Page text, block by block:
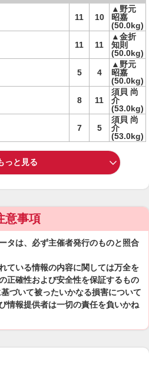
11 10
▲野元
昭嘉
(50.0kg)
11 11
▲金折
知則
(50.0kg)
5 4
▲野元
昭嘉
(50.0kg)
8 11
須貝 尚
介
(53.0kg)
7 5
須貝 尚
介
(53.0kg)
っと見る
意事項
タは、必ず主催者発行のものと照合
ている情報の内容に関しては万全を
正確性および安全性を保証するもの
づいて被ったいかなる損害について
情報提供者は一切の責任を負いかね